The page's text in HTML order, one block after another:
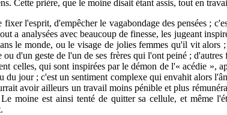
Cette prière, que le moine disait étant assis, tout en
l'esprit, d'empêcher le vagabondage des pensées ;
a analysées avec beaucoup de finesse, les jugeant
le monde, ou le visage de jolies femmes qu'il vit alors
d'un geste de l'un de ses frères qui l'ont peiné ;
celles, qui sont inspirées par le démon de l'« acédie »,
jour ; c'est un sentiment complexe qui envahit alors
avoir ailleurs un travail moins pénible et plus
est ainsi tenté de quitter sa cellule, et même